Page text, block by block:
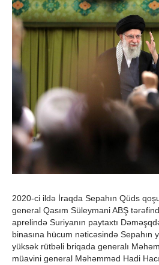
2020-ci ildə İraqda Sepahın Qüds
general Qasım Süleymani ABŞ
aprelində Suriyanın paytaxtı
binasına hücum nəticəsində Sepahın
yüksək rütbəli briqada generalı
müavini general Məhəmməd Hadi